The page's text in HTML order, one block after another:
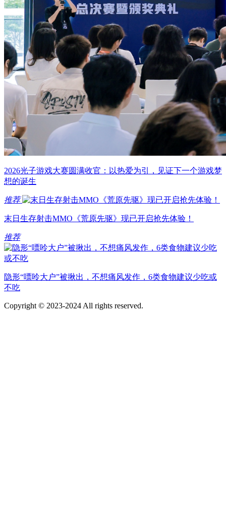
2026光子游戏大赛圆满收官：以热爱为引，见证下一个游戏梦
想的诞生
推荐
末日生存射击MMO《荒原先驱》现已开启抢先体验！
推荐
隐形“嘌呤大户”被揪出，不想痛风发作，6类食物建议少吃或
不吃
Copyright © 2023-2024 All rights reserved.